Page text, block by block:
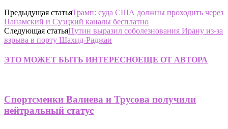
Предыдущая статьяТрамп: суда США должны проходить через
Панамский и Суэцкий каналы бесплатно
Следующая статьяПутин выразил соболезнования Ирану из-за
взрыва в порту Шахид-Раджаи
ЭТО МОЖЕТ БЫТЬ ИНТЕРЕСНОЕЩЕ ОТ АВТОРА
Спортсменки Валиева и Трусова получили
нейтральный статус